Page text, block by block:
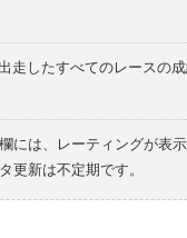
走したすべてのレースの
には、レーティングが表
更新は不定期です。